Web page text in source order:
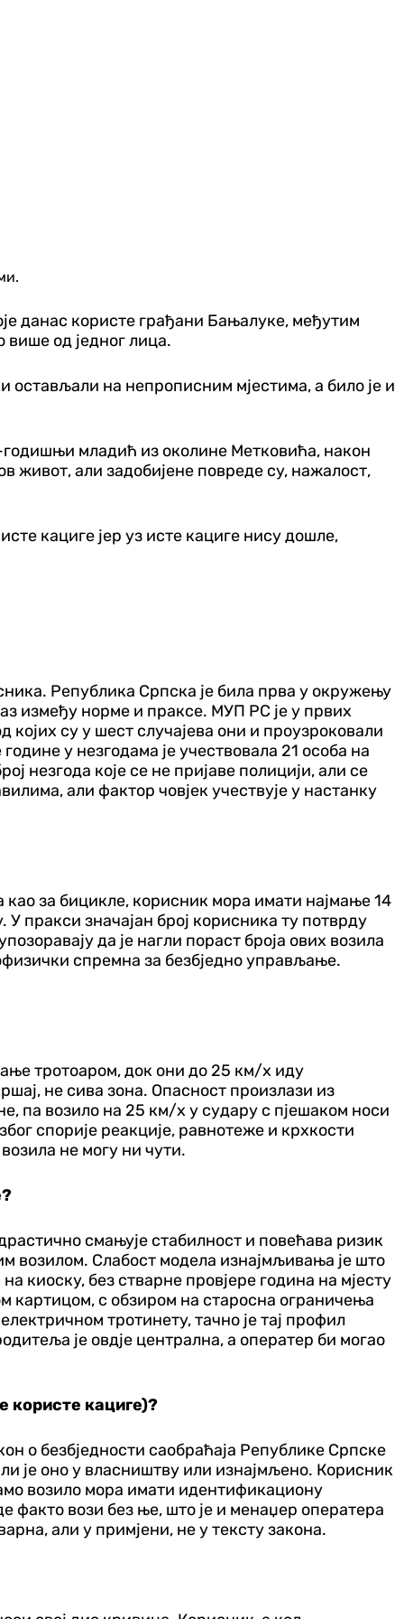
данас користе грађани Бањалуке, међутим
више од једног лица.
остављали на непрописним мјестима, а било је и
годишњи младић из околине Метковића, након
живот, али задобијене повреде су, нажалост,
кациге јер уз исте кациге нису дошле,
Република Српска је била прва у окружењу
између норме и праксе. МУП РС је у првих
којих су у шест случајева они и проузроковали
у незгодама је учествовала 21 особа на
незгода које се не пријаве полицији, али се
али фактор човјек учествује у настанку
као за бицикле, корисник мора имати најмање 14
пракси значајан број корисника ту потврду
да је нагли пораст броја ових возила
спремна за безбједно управљање.
тротоаром, док они до 25 км/х иду
не сива зона. Опасност произлази из
па возило на 25 км/х у судару с пјешаком носи
спорије реакције, равнотеже и крхкости
не могу ни чути.
смањује стабилност и повећава ризик
возилом. Слабост модела изнајмљивања је што
киоску, без стварне провјере година на мјесту
картицом, с обзиром на старосна ограничења
тротинету, тачно је тај профил
је овд‌је централна, а оператер би могао
користе кациге)?
о безбједности саобраћаја Републике Српске
је оно у власништву или изнајмљено. Корисник
возило мора имати идентификациону
факто вози без ње, што је и менаџер оператера
али у примјени, не у тексту закона.